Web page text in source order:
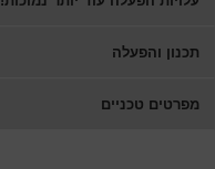
תכנון והפעלה
מפרטים טכניים